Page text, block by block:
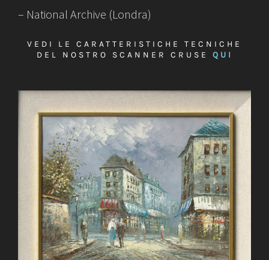
– National Archive (Londra)
VEDI LE CARATTERISTICHE TECNICHE
DEL NOSTRO SCANNER CRUSE QUI